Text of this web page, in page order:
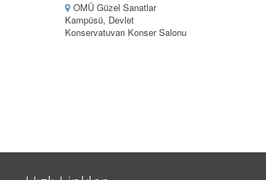
OMÜ Güzel Sanatlar
Kampüsü, Devlet
Konservatuvarı Konser Salonu